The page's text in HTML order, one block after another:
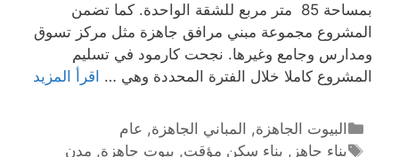
بمساحة 85 متر مربع للشقة الواحدة. كما تضمن
المشروع مجموعة مبني مرافق جاهزة مثل مركز تسوق
ومدارس وجامع وغيرها. نجحت كارمود في تسليم
المشروع كاملا خلال الفترة المحددة وهي … اقرأ المزيد
البيوت الجاهزة, المباني الجاهزة, عام
بناء جاهز, بناء سكن مؤقت, بيوت جاهزة, مدن